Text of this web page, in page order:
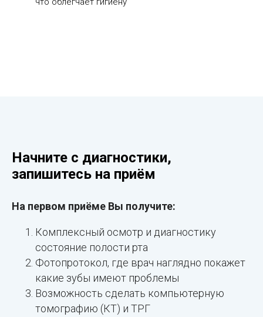
Начните с диагностики,
запишитесь на приём
На первом приёме Вы получите:
Комплексный осмотр и диагностику
состояние полости рта
Фотопротокол, где врач наглядно покажет
какие зубы имеют проблемы
Возможность сделать компьютерную
томографию (КТ) и ТРГ